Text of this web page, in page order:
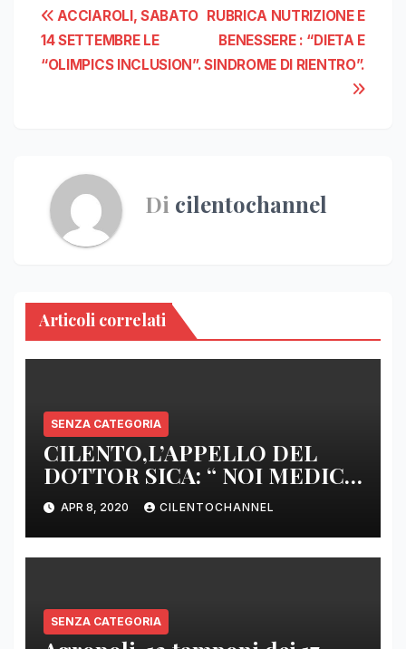
Navigazione
articoli
RUBRICA NUTRIZIONE E
BENESSERE : “DIETA E
SINDROME DI RIENTRO”.
ACCIAROLI, SABATO
14 SETTEMBRE LE
“OLIMPICS INCLUSION”.
Di cilentochannel
Articoli correlati
SENZA CATEGORIA
CILENTO,L’APPELLO DEL
DOTTOR SICA: “ NOI MEDICI
DI BASE SIAMO SENZA ARMI
E SENZA PRESIDI”
APR 8, 2020 CILENTOCHANNEL
SENZA CATEGORIA